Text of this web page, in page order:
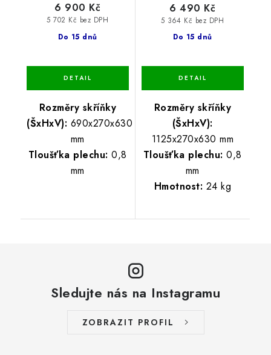
Do 15 dnů
5 702 Kč bez DPH
6 900 Kč
Rozměry skříňky
(ŠxHxV): 690x270x630
mm
Tloušťka plechu: 0,8
mm
Do 15 dnů
5 364 Kč bez DPH
6 490 Kč
Rozměry skříňky
(ŠxHxV):
1125x270x630 mm
Tloušťka plechu: 0,8
mm
Hmotnost: 24 kg
Sledujte nás na Instagramu
ZOBRAZIT PROFIL